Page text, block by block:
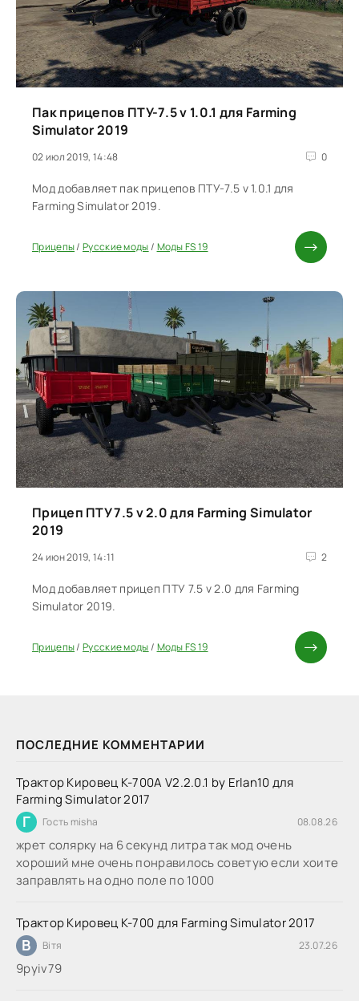
ПОСЛЕДНИЕ КОММЕНТАРИИ
Трактор Кировец К-700А V2.2.0.1 by Erlan10 для
Farming Simulator 2017
Г Гость misha 08.08.26
жрет солярку на 6 секунд литра так мод очень
хороший мне очень понравилось советую если хоите
заправлять на одно поле по 1000
Трактор Кировец К-700 для Farming Simulator 2017
В Вітя 23.07.26
9руіv79
Пак прицепов ПТУ-7.5 v 1.0.1 для Farming
Simulator 2019
02 июл 2019, 14:48 0
Мод добавляет пак прицепов ПТУ-7.5 v 1.0.1 для
Farming Simulator 2019.
Прицепы/Русские моды/ Моды FS 19
Прицеп ПТУ 7.5 v 2.0 для Farming Simulator
2019
24 июн 2019, 14:11 2
Мод добавляет прицеп ПТУ 7.5 v 2.0 для Farming
Simulator 2019.
Прицепы/Русские моды/ Моды FS 19